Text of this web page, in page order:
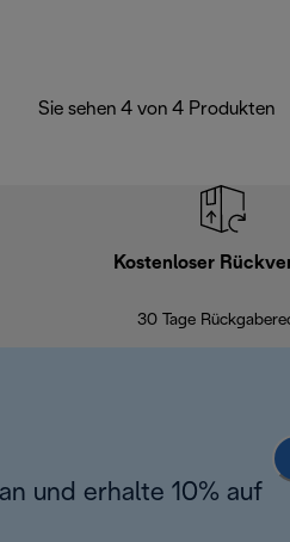
Sie sehen 4 von 4 Produkten
Kostenloser
30 Tage
und erhalte 10% auf